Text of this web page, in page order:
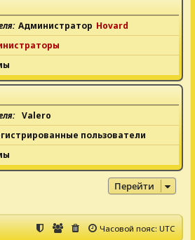
Администратор Hovard
Valero
пользователи
Перейти
Часовой пояс:UTC